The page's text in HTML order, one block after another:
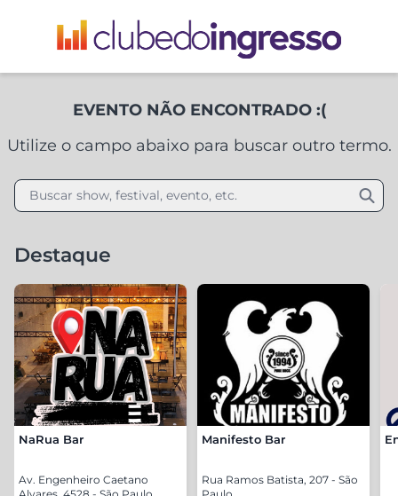
EVENTO NÃO ENCONTRADO :(
Utilize o campo abaixo para buscar outro termo.
Buscar show, festival, evento, etc.
Destaque
NaRua Bar
Av. Engenheiro Caetano
Manifesto Bar
Rua Ramos Batista, 207 - São